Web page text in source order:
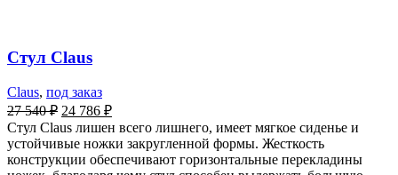
Стул Claus
Claus, под заказ
27 540₽ 24 786 ₽
Стул Claus лишен всего лишнего, имеет мягкое сиденье и
устойчивые ножки закругленной формы. Жесткость
конструкции обеспечивают горизонтальные перекладины